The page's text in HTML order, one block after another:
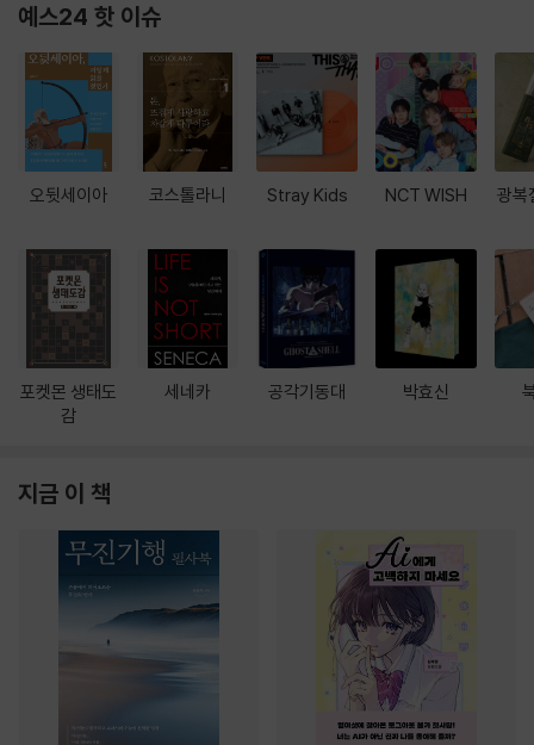
예스24 핫 이슈
오뒷세이아
포켓몬 생태도
감
코스톨라니
세네카
Stray Kids
공각기동대
NCT WISH
박효신
광복
지금 이 책